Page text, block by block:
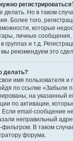
делать. Но в таком
Более того,
которые
личные сообщения,
группах и т.д.
рекомендуем это
делать?
имя пользователя и
по ссылке «Забыли
на указанный
по активации,
Если email-сообщение
неправильный
В таком
форума.